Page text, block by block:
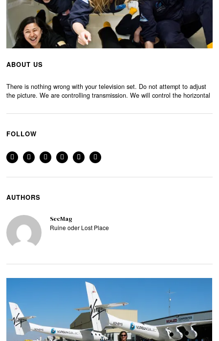
ABOUT US
There is nothing wrong with your television set. Do not attempt to adjust
the picture. We are controlling transmission. We will control the horizontal
FOLLOW
AUTHORS
SecMag
Ruine oder Lost Place